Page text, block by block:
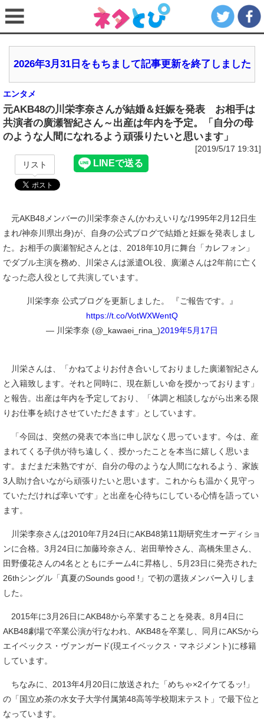
2026年3月31日をもちまして記事更新を終了しました
エンタメ
元AKB48の川栄李奈さんが結婚＆妊娠を発表 お相手は
共演者の廣瀬智紀さん～出産は年内を予定。「自分の母
のような人間になれるよう頑張りたいと思います」
[2019/5/17 19:31]
リスト
元AKB48メンバーの川栄李奈さん(かわえいりな/1995年2月12日生
まれ/神奈川県出身)が、自身の公式ブログで結婚と妊娠を発表しまし
た。お相手の廣瀬智紀さんとは、2018年10月に舞台「カレフォン」
でダブル主演を務め、川栄さんは派遣OL役、廣瀬さんは2年前に亡く
なった恋人役として共演しています。
川栄李奈 公式ブログを更新しました。 『ご報告です。』
https://t.co/VotWXWentQ
— 川栄李奈 (@_kawaei_rina_)2019年5月17日
川栄さんは、「かねてよりお付き合いしておりました廣瀬智紀さん
と入籍致します。それと同時に、現在新しい命を授かっております」
と報告。出産は年内を予定しており、「体調と相談しながら出来る限
りお仕事を続けさせていただきます」としています。
「今回は、突然の発表で本当に申し訳なく思っています。今は、産
まれてくる子供が待ち遠しく、授かったことを本当に嬉しく思いま
す。まだまだ未熟ですが、自分の母のような人間になれるよう、家族
3人助け合いながら頑張りたいと思います。これからも温かく見守っ
ていただければ幸いです」と出産を心待ちにしている心情を語ってい
ます。
川栄李奈さんは2010年7月24日にAKB48第11期研究生オーディショ
ンに合格。3月24日に加藤玲奈さん、岩田華怜さん、高橋朱里さん、
田野優花さんの4名とともにチーム4に昇格し、5月23日に発売された
26thシングル「真夏のSounds good !」で初の選抜メンバー入りしま
した。
2015年に3月26日にAKB48から卒業することを発表。8月4日に
AKB48劇場で卒業公演が行なわれ、AKB48を卒業し、同月にAKSから
エイベックス・ヴァンガード(現エイベックス・マネジメント)に移籍
しています。
ちなみに、2013年4月20日に放送された「めちゃ×2イケてるッ!」
の「国立め茶の水女子大学付属第48高等学校期末テスト」で最下位と
なっています。